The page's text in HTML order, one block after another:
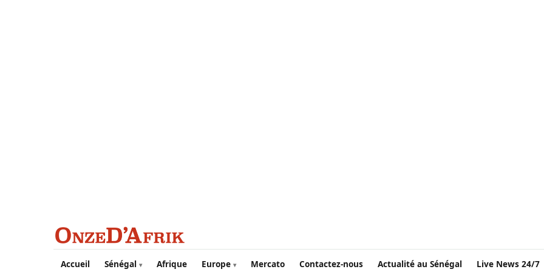
Aller au contenu principal
Accueil Sénégal Afrique Europe Mercato Contactez-nous Actualité au Sénégal Live News 24/7